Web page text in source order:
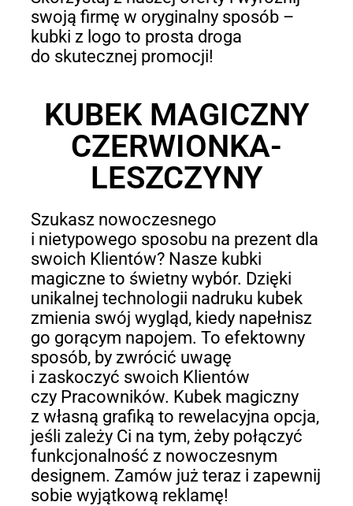
swoją firmę w oryginalny sposób –
kubki z logo to prosta droga
do skutecznej promocji!
KUBEK MAGICZNY
CZERWIONKA-
LESZCZYNY
Szukasz nowoczesnego
i nietypowego sposobu na prezent dla
swoich Klientów? Nasze kubki
magiczne to świetny wybór. Dzięki
unikalnej technologii nadruku kubek
zmienia swój wygląd, kiedy napełnisz
go gorącym napojem. To efektowny
sposób, by zwrócić uwagę
i zaskoczyć swoich Klientów
czy Pracowników. Kubek magiczny
z własną grafiką to rewelacyjna opcja,
jeśli zależy Ci na tym, żeby połączyć
funkcjonalność z nowoczesnym
designem. Zamów już teraz i zapewnij
sobie wyjątkową reklamę!